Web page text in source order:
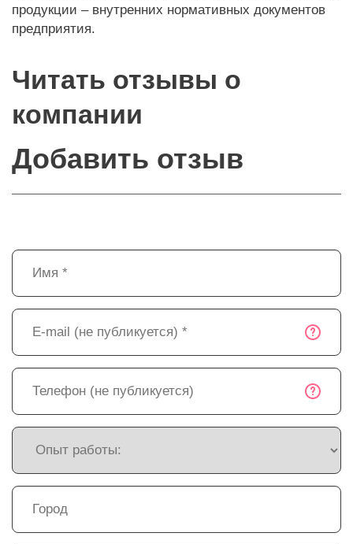
продукции – внутренних нормативных документов
предприятия.
Читать отзывы о
компании
Добавить отзыв